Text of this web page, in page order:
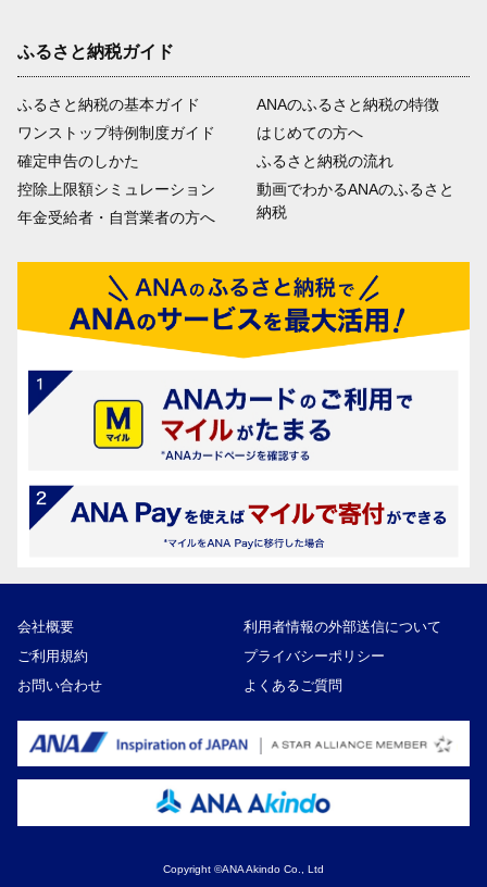
ふるさと納税ガイド
ふるさと納税の基本ガイド
ワンストップ特例制度ガイド
確定申告のしかた
控除上限額シミュレーション
年金受給者・自営業者の方へ
ANAのふるさと納税の特徴
はじめての方へ
ふるさと納税の流れ
動画でわかるANAのふるさと
納税
会社概要
利用者情報の外部送信について
ご利用規約
プライバシーポリシー
お問い合わせ
よくあるご質問
Copyright ©ANA Akindo Co., Ltd